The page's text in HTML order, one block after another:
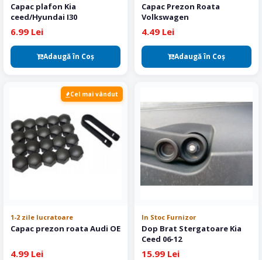
Capac plafon Kia
ceed/Hyundai I30
6.99 Lei
Adaugă în Coş
Capac Prezon Roata
Volkswagen
4.49 Lei
Adaugă în Coş
Cel mai vândut
1-2 zile lucratoare
Capac prezon roata Audi OE
4.99 Lei
In Stoc Furnizor
Dop Brat Stergatoare Kia
Ceed 06-12
15.99 Lei